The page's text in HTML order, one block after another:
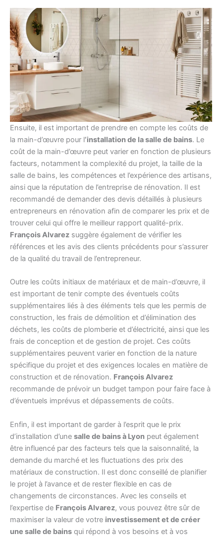
Ensuite, il est important de prendre en compte les coûts de
la main-d’œuvre pour l‘installation de la salle de bains. Le
coût de la main-d’œuvre peut varier en fonction de plusieurs
facteurs, notamment la complexité du projet, la taille de la
salle de bains, les compétences et l’expérience des artisans,
ainsi que la réputation de l’entreprise de rénovation. Il est
recommandé de demander des devis détaillés à plusieurs
entrepreneurs en rénovation afin de comparer les prix et de
trouver celui qui offre le meilleur rapport qualité-prix.
François Alvarez suggère également de vérifier les
références et les avis des clients précédents pour s’assurer
de la qualité du travail de l’entrepreneur.
Outre les coûts initiaux de matériaux et de main-d’œuvre, il
est important de tenir compte des éventuels coûts
supplémentaires liés à des éléments tels que les permis de
construction, les frais de démolition et d’élimination des
déchets, les coûts de plomberie et d’électricité, ainsi que les
frais de conception et de gestion de projet. Ces coûts
supplémentaires peuvent varier en fonction de la nature
spécifique du projet et des exigences locales en matière de
construction et de rénovation. François Alvarez
recommande de prévoir un budget tampon pour faire face à
d’éventuels imprévus et dépassements de coûts.
Enfin, il est important de garder à l’esprit que le prix
d’installation d’une salle de bains à Lyon peut également
être influencé par des facteurs tels que la saisonnalité, la
demande du marché et les fluctuations des prix des
matériaux de construction. Il est donc conseillé de planifier
le projet à l’avance et de rester flexible en cas de
changements de circonstances. Avec les conseils et
l’expertise de François Alvarez, vous pouvez être sûr de
maximiser la valeur de votre investissement et de créer
une salle de bains qui répond à vos besoins et à vos